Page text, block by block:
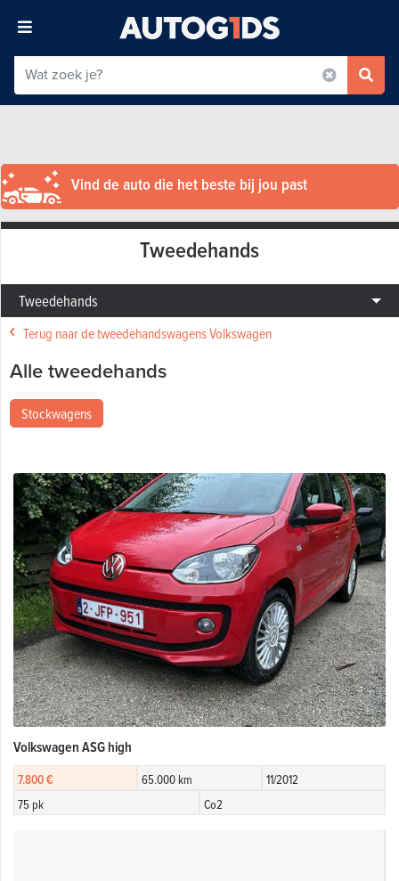
Vind de auto die het beste bij jou past
Tweedehands
Tweedehands
Terug naar de tweedehandswagens Volkswagen
Alle tweedehands
Stockwagens
Volkswagen ASG high
7.800 € 65.000 km
11/2012
75 pk
Co2